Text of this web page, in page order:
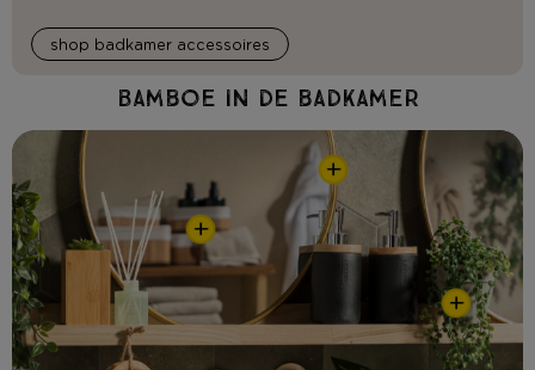
shop badkamer accessoires
Bamboe in de badkamer
+
+
+